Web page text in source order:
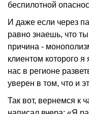
беспилотной
И даже если через
равно знаешь, что
причина -
клиентом которого
нас в регионе
уверен в том, что и
Так вот, вернемся к